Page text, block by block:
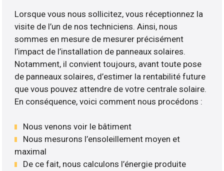
Lorsque vous nous sollicitez, vous réceptionnez la
visite de l’un de nos techniciens. Ainsi, nous
sommes en mesure de mesurer précisément
l’impact de l’installation de panneaux solaires.
Notamment, il convient toujours, avant toute pose
de panneaux solaires, d’estimer la rentabilité future
que vous pouvez attendre de votre centrale solaire.
En conséquence, voici comment nous procédons :
Nous venons voir le bâtiment
Nous mesurons l’ensoleillement moyen et
maximal
De ce fait, nous calculons l’énergie produite